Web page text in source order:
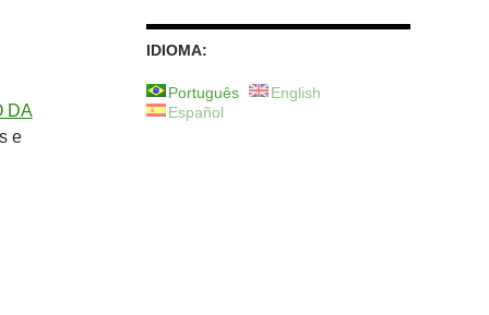
DA
e
IDIOMA:
Português
English
Español